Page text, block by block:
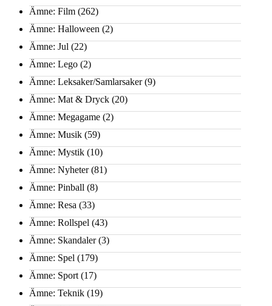
Ämne: Film (262)
Ämne: Halloween (2)
Ämne: Jul (22)
Ämne: Lego (2)
Ämne: Leksaker/Samlarsaker(9)
Ämne: Mat & Dryck (20)
Ämne: Megagame (2)
Ämne: Musik (59)
Ämne: Mystik (10)
Ämne: Nyheter(81)
Ämne: Pinball (8)
Ämne: Resa (33)
Ämne: Rollspel (43)
Ämne: Skandaler(3)
Ämne: Spel (179)
Ämne: Sport (17)
Ämne: Teknik (19)